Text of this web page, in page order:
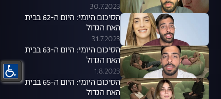
30.7.2023
הסיכום היומי: היום ה-62 בבית
האח הגדול
31.7.2023
הסיכום היומי: היום ה-63 בבית
האח הגדול
1.8.2023
הסיכום היומי: היום ה-65 בבית
האח הגדול